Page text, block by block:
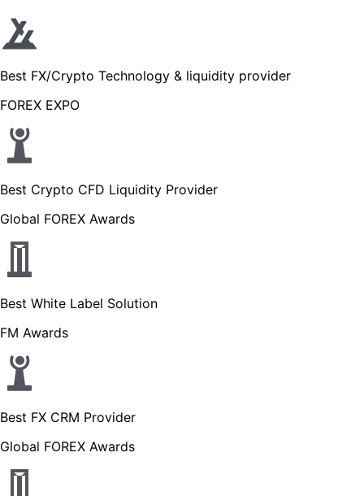
Best FX/Crypto Technology & liquidity provider
FOREX EXPO
Best Crypto CFD Liquidity Provider
Global FOREX Awards
Best White Label Solution
FM Awards
Best FX CRM Provider
Global FOREX Awards